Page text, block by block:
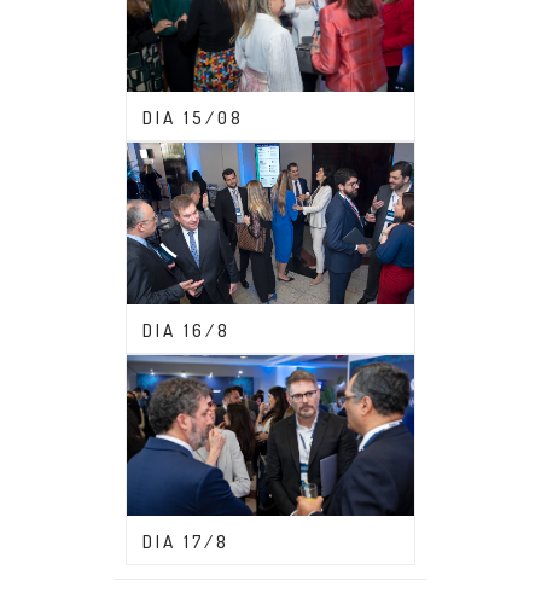
DIA 15/08
CONGRESSO ABDF 2023
DIA 16/8
CONGRESSO ABDF 2023
DIA 17/8
CONGRESSO ABDF 2023